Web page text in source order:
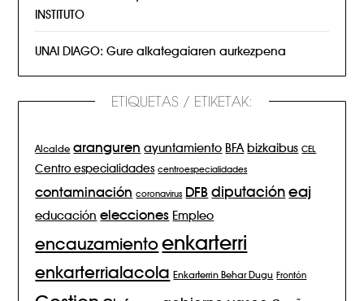
INSTITUTO
UNAI DIAGO: Gure alkategaiaren aurkezpena
ETIQUETAS / ETIKETAK:
Alcalde aranguren ayuntamiento BFA bizkaibus CEL
Centro especialidades centroespecialidades
contaminación coronavirus DFB diputación eaj
educación elecciones Empleo
encauzamiento enkarterri
enkarterrialacola Enkarterrin Behar Dugu Frontón
Gestion